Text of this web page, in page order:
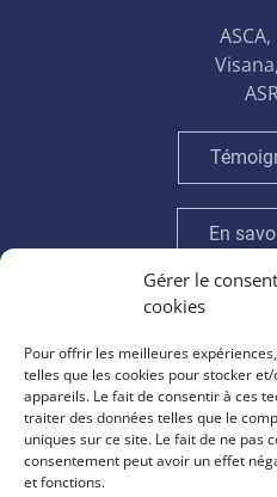
Gérer le
cookies
Pour offrir les meilleures
telles que les cookies pour stocker
appareils. Le fait de consentir à ces
traiter des données telles que le
uniques sur ce site. Le fait de ne pas
consentement peut avoir un effet
et fonctions.
ASCA,
En
lundi et
10h30
mardi